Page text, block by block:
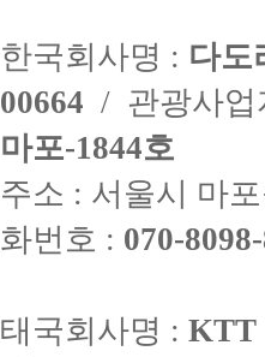
한국회사명 : 다도
00664 / 관광사
마포-1844호
주소 : 서울시 마
화번호 : 070-
태국회사명 : KTT